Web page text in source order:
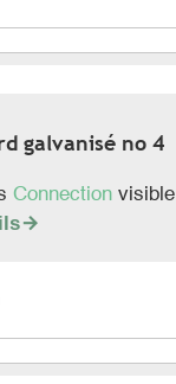
galvanisé no 4
Connection visible
